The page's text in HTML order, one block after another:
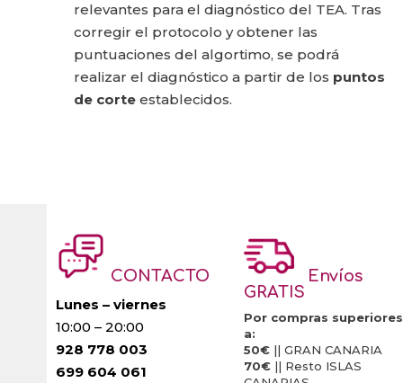
relevantes para el diagnóstico del TEA. Tras
corregir el protocolo y obtener las
puntuaciones del algortimo, se podrá
realizar el diagnóstico a partir de los puntos
de corte establecidos.
CONTACTO
Lunes – viernes
10:00 – 20:00
928 778 003
699 604 061
Envíos
GRATIS
Por compras superiores
a:
50€|| GRAN CANARIA
70€|| Resto ISLAS